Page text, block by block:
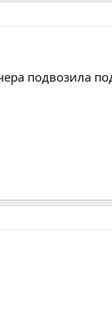
подвозила